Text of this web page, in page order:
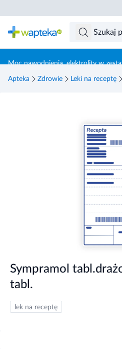
Moc nawodnienia, elektrolity w
Apteka Zdrowie Leki na receptę
Sympramol
tabl.
lek na receptę